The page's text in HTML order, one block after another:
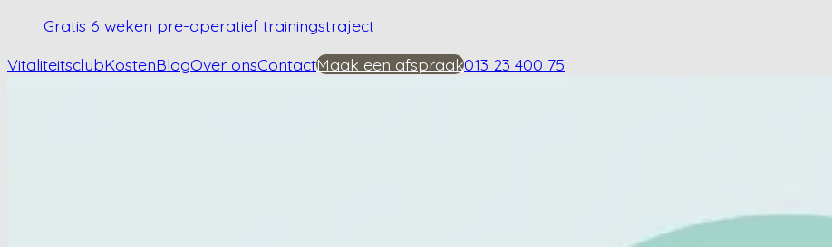
Gratis 6 weken pre-operatief trainingstraject
VitaliteitsclubKostenBlogOver onsContactMaak een afspraak013 23 400 75
Wat is het verschil tussen heupartrose en